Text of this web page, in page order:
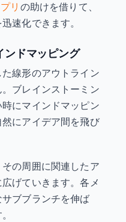
リ の助けを借りて、
速化できます。
ンドマッピング
線形のアウトライン
ブレインストーミン
にマインドマッピン
にアイデア間を飛び
の周囲に関連したア
げていきます。各メ
ブブランチを伸ば